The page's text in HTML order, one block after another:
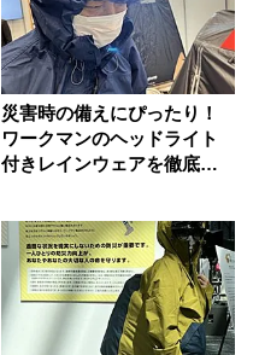
災害時の備えにぴったり！
ワークマンのヘッドライト
付きレインウェアを徹底チ